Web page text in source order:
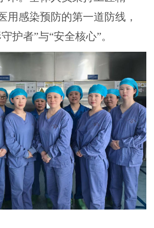
用感染预防的第一道防线，
护者”与“安全核心”。